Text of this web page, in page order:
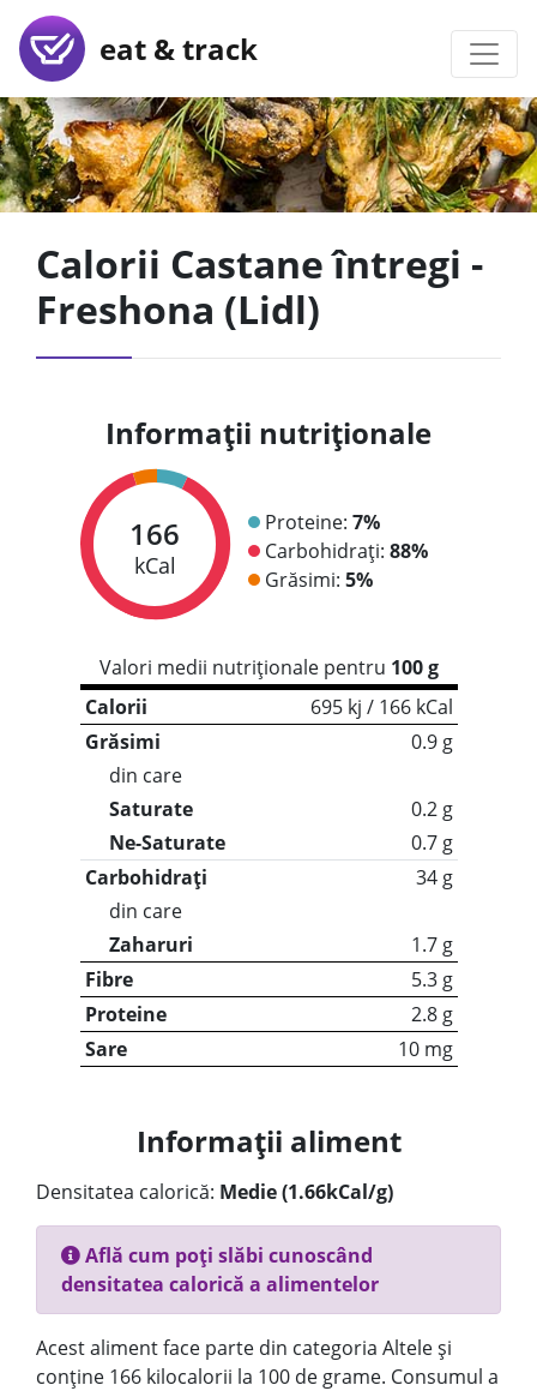
eat & track
Calorii Castane întregi -
Freshona (Lidl)
Informații nutriționale
166
kCal
Proteine: 7%
Carbohidrați: 88%
Grăsimi: 5%
Valori medii nutriționale pentru 100 g
Calorii
695 kj / 166 kCal
Grăsimi
0.9 g
din care
Saturate
0.2 g
Ne-Saturate
0.7 g
Carbohidrați
34 g
din care
Zaharuri
1.7 g
Fibre
5.3 g
Proteine
2.8 g
Sare
10 mg
Informații aliment
Densitatea calorică: Medie (1.66kCal/g)
Află cum poți slăbi cunoscând
densitatea calorică a alimentelor
Acest aliment face parte din categoria Altele și
conține 166 kilocalorii la 100 de grame. Consumul a